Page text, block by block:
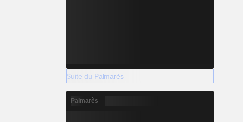
Suite du Palmarès
Palmarès